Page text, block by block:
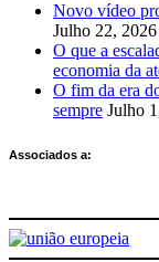
Novo vídeo
Julho 22, 2026
O que a
economia da
O fim da era
sempre Julho
Associados a: